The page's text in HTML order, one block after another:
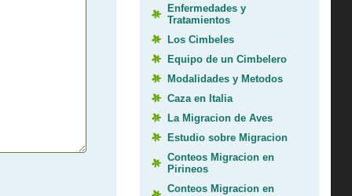
Enfermedades y
Tratamientos
Los Cimbeles
Equipo de un Cimbelero
Modalidades y Metodos
Caza en Italia
La Migracion de Aves
Estudio sobre Migracion
Conteos Migracion en
Pirineos
Conteos Migracion en